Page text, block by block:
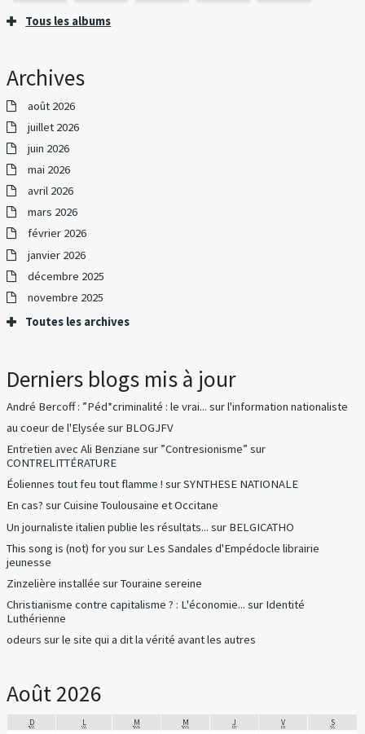
Tous les albums
Archives
août 2026
juillet 2026
juin 2026
mai 2026
avril 2026
mars 2026
février 2026
janvier 2026
décembre 2025
novembre 2025
Toutes les archives
Derniers blogs mis à jour
André Bercoff : ”Péd*criminalité : le vrai... surl'information nationaliste
au coeur de l'Elysée sur BLOGJFV
Entretien avec Ali Benziane sur ”Contresionisme” sur
CONTRELITTÉRATURE
Éoliennes tout feu tout flamme ! surSYNTHESE NATIONALE
En cas? surCuisine Toulousaine et Occitane
Un journaliste italien publie les résultats... sur BELGICATHO
This song is (not) for you sur Les Sandales d'Empédocle librairie
jeunesse
Zinzelière installée surTouraine sereine
Christianisme contre capitalisme ? : L'économie... sur Identité
Luthérienne
odeurs surle site qui a dit la vérité avant les autres
Août 2026
D L M M J V S